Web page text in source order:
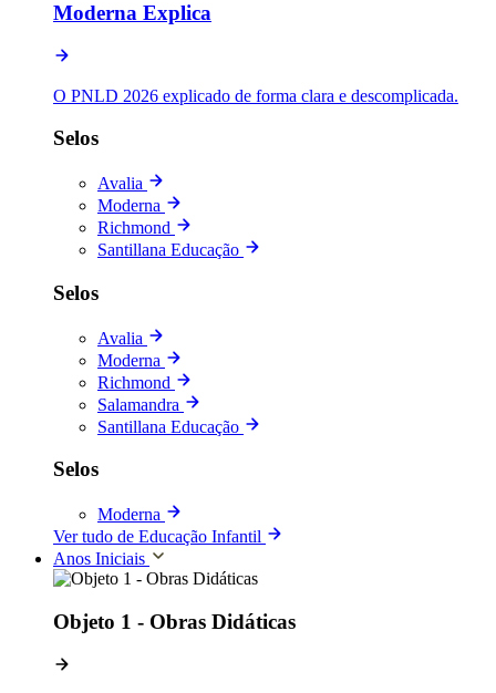
Moderna Explica
O PNLD 2026 explicado de forma clara e descomplicada.
Selos
Avalia
Moderna
Richmond
Santillana Educação
Selos
Avalia
Moderna
Richmond
Salamandra
Santillana Educação
Selos
Moderna
Ver tudo de Educação Infantil
Anos Iniciais
Objeto 1 - Obras Didáticas